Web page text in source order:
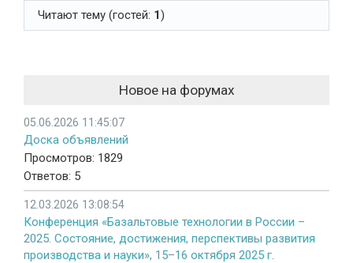
Читают тему (гостей: 1)
Новое на форумах
05.06.2026 11:45:07
Доска объявлений
Просмотров: 1829
Ответов: 5
12.03.2026 13:08:54
Конференция «Базальтовые технологии в России –
2025. Состояние, достижения, перспективы развития
производства и науки», 15–16 октября 2025 г.